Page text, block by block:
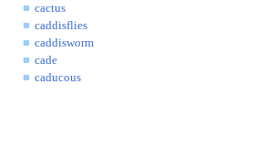
cactus
caddisflies
caddisworm
cade
caducous